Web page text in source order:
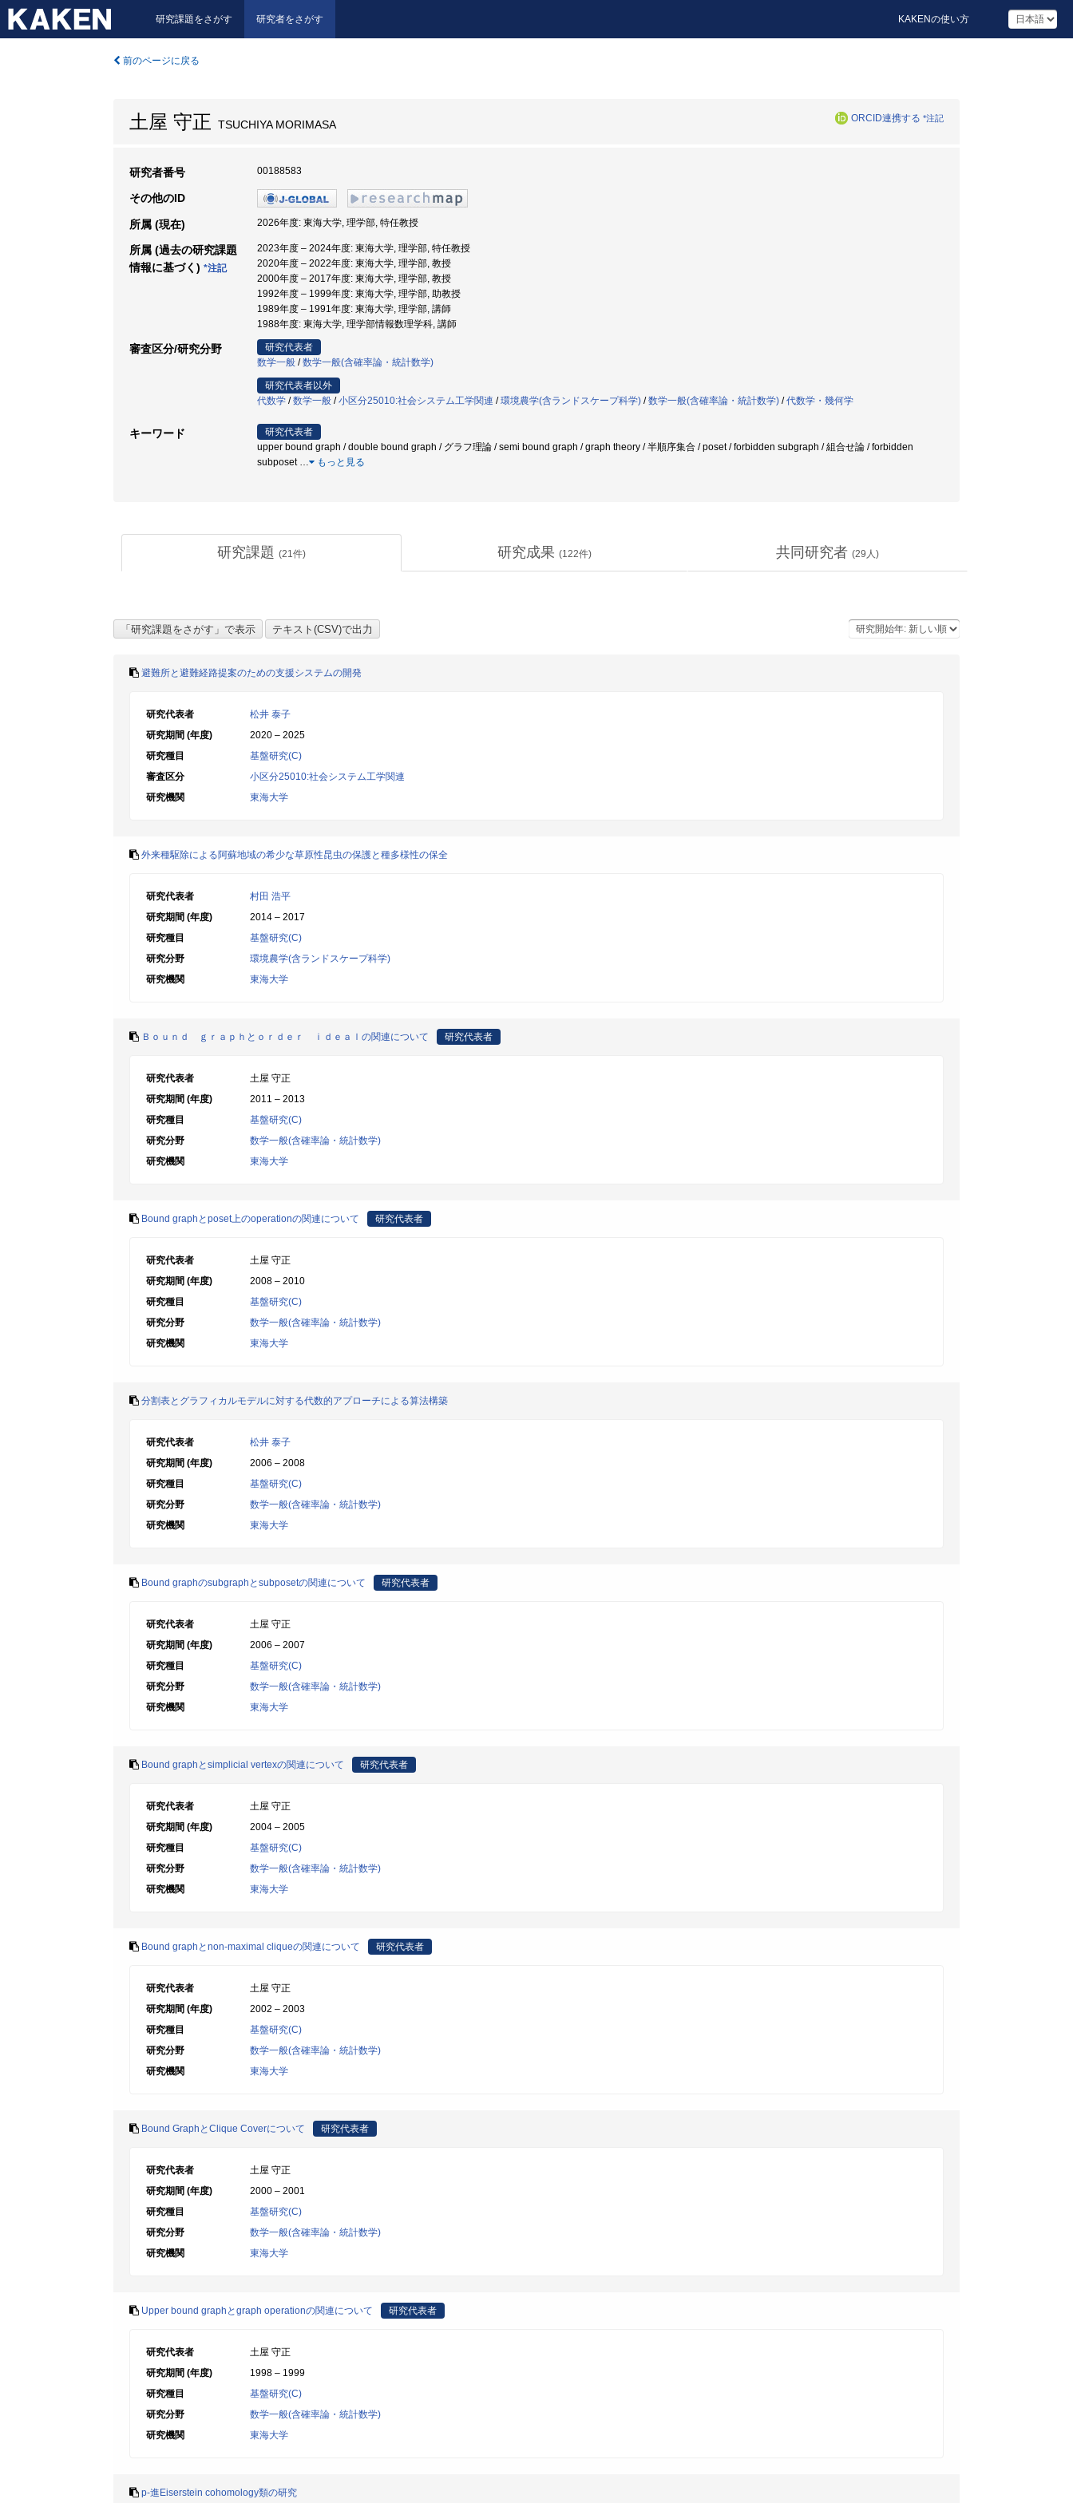
研究課題をさがす 研究者をさがす KAKENの使い方
前のページに戻る
土屋 守正 TSUCHIYA MORIMASA ORCID連携する *注記
研究者番号 00188583
その他のID
所属 (現在) 2026年度: 東海大学, 理学部, 特任教授
所属 (過去の研究課題
情報に基づく) *注記
2023年度 – 2024年度: 東海大学, 理学部, 特任教授
2020年度 – 2022年度: 東海大学, 理学部, 教授
2000年度 – 2017年度: 東海大学, 理学部, 教授
1992年度 – 1999年度: 東海大学, 理学部, 助教授
1989年度 – 1991年度: 東海大学, 理学部, 講師
1988年度: 東海大学, 理学部情報数理学科, 講師
審査区分/研究分野
研究代表者
数学一般 /数学一般(含確率論・統計数学)
研究代表者以外
代数学 /数学一般 /小区分25010:社会システム工学関連 /環境農学(含ランドスケープ科学) /数学一般(含確率論・統計数学) /代数学・幾何学
キーワード
研究代表者
upper bound graph / double bound graph / グラフ理論 / semi bound graph / graph theory / 半順序集合 / poset / forbidden subgraph / 組合せ論 / forbidden
subposet … もっと見る
研究課題 (21件) 研究成果 (122件) 共同研究者 (29 人)
避難所と避難経路提案のための支援システムの開発
研究代表者
松井 泰子
研究期間 (年度)
2020 – 2025
研究種目
基盤研究(C)
審査区分
小区分25010:社会システム工学関連
研究機関
東海大学
外来種駆除による阿蘇地域の希少な草原性昆虫の保護と種多様性の保全
研究代表者
村田 浩平
研究期間 (年度)
2014 – 2017
研究種目
基盤研究(C)
研究分野
環境農学(含ランドスケープ科学)
研究機関
東海大学
Ｂｏｕｎｄ ｇｒａｐｈとｏｒｄｅｒ ｉｄｅａｌの関連について 研究代表者
研究代表者
土屋 守正
研究期間 (年度)
2011 – 2013
研究種目
基盤研究(C)
研究分野
数学一般(含確率論・統計数学)
研究機関
東海大学
Bound graphとposet上のoperationの関連について 研究代表者
研究代表者
土屋 守正
研究期間 (年度)
2008 – 2010
研究種目
基盤研究(C)
研究分野
数学一般(含確率論・統計数学)
研究機関
東海大学
分割表とグラフィカルモデルに対する代数的アプローチによる算法構築
研究代表者
松井 泰子
研究期間 (年度)
2006 – 2008
研究種目
基盤研究(C)
研究分野
数学一般(含確率論・統計数学)
研究機関
東海大学
Bound graphのsubgraphとsubposetの関連について 研究代表者
研究代表者
土屋 守正
研究期間 (年度)
2006 – 2007
研究種目
基盤研究(C)
研究分野
数学一般(含確率論・統計数学)
研究機関
東海大学
Bound graphとsimplicial vertexの関連について 研究代表者
研究代表者
土屋 守正
研究期間 (年度)
2004 – 2005
研究種目
基盤研究(C)
研究分野
数学一般(含確率論・統計数学)
研究機関
東海大学
Bound graphとnon-maximal cliqueの関連について 研究代表者
研究代表者
土屋 守正
研究期間 (年度)
2002 – 2003
研究種目
基盤研究(C)
研究分野
数学一般(含確率論・統計数学)
研究機関
東海大学
Bound GraphとClique Coverについて 研究代表者
研究代表者
土屋 守正
研究期間 (年度)
2000 – 2001
研究種目
基盤研究(C)
研究分野
数学一般(含確率論・統計数学)
研究機関
東海大学
Upper bound graphとgraph operationの関連について 研究代表者
研究代表者
土屋 守正
研究期間 (年度)
1998 – 1999
研究種目
基盤研究(C)
研究分野
数学一般(含確率論・統計数学)
研究機関
東海大学
p-進Eiserstein cohomology類の研究